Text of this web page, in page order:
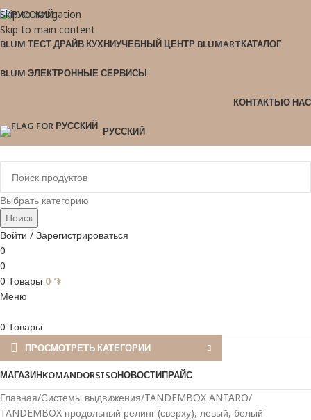
Skip to navigation
Skip to main content
BLUM ТЕСТ ДРАЙВ КУХНИУЧЕБНЫЙ ЦЕНТР BLUMARTКАТАЛОГ
BLUM ЭЛЕКТРОННЫЕ СЕРВИСЫ
КОНТАКТЫО НАС
РУССКИЙ
Выбрать категорию
Поиск
Войти / Зарегистрироваться
0
0
0 Товары 0 ֏
Меню
0 Товары
ПРОСМОТРЕТЬ КАТЕГОРИИ
МАГАЗИНKOMANDORSISOНОВОСТИПРАЙС
Главная Системы выдвижения TANDEMBOX ANTARO
TANDEMBOX продольный релинг (сверху), левый, белый